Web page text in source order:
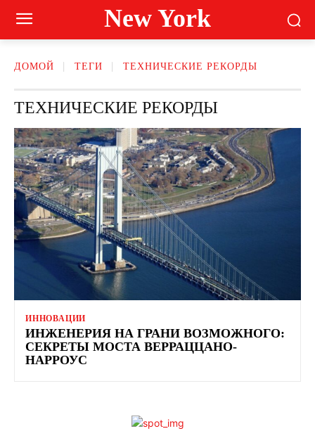
New York
ДОМОЙ ТЕГИ ТЕХНИЧЕСКИЕ РЕКОРДЫ
ТЕХНИЧЕСКИЕ РЕКОРДЫ
ИННОВАЦИИ
ИНЖЕНЕРИЯ НА ГРАНИ ВОЗМОЖНОГО:
СЕКРЕТЫ МОСТА ВЕРРАЦЦАНО-
НАРРОУС